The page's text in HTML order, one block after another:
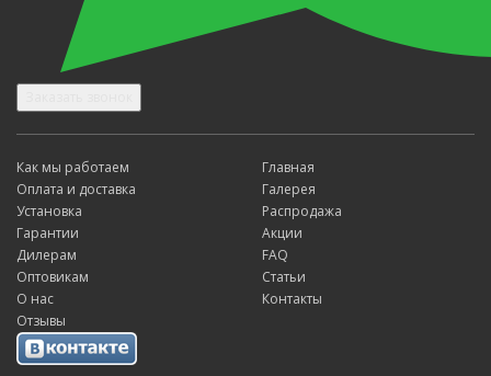
Как мы работаем
Оплата и доставка
Установка
Гарантии
Дилерам
Оптовикам
О нас
Отзывы
Главная
Галерея
Распродажа
Акции
FAQ
Статьи
Контакты